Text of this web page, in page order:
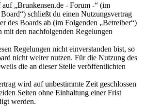
„Brunkensen.de - Forum -“ (im
schließt du einen Nutzungsvertrag
des Boards ab (im Folgenden „Betreiber“)
mit den nachfolgenden Regelungen
Regelungen nicht einverstanden bist, so
nicht weiter nutzen. Für die Nutzung des
die an dieser Stelle veröffentlichten
wird auf unbestimmte Zeit geschlossen
Seiten ohne Einhaltung einer Frist
werden.